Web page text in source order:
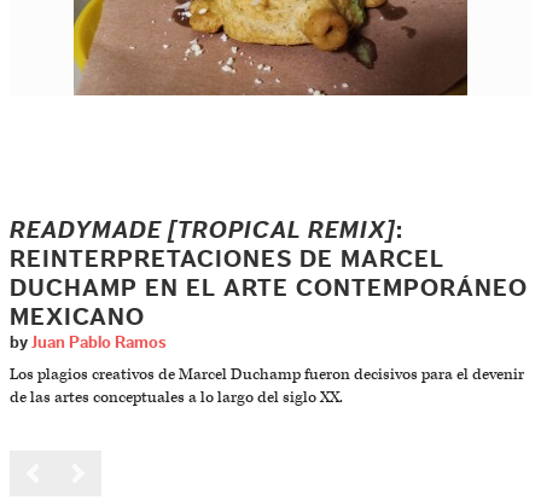
READYMADE [TROPICAL REMIX]:
REINTERPRETACIONES DE MARCEL
DUCHAMP EN EL ARTE CONTEMPORÁNEO
MEXICANO
by Juan Pablo Ramos
Los plagios creativos de Marcel Duchamp fueron decisivos para el devenir
de las artes conceptuales a lo largo del siglo XX.